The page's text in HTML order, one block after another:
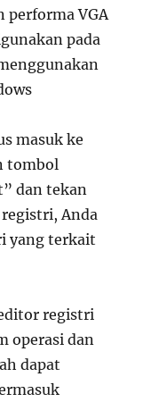
VGA
pada
masuk ke
tombol
dan tekan
Anda
yang terkait
registri
operasi dan
dapat